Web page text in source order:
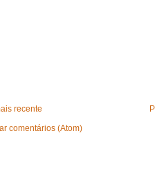
recente
comentários (Atom)